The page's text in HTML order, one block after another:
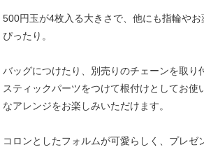
500円玉が4枚入る大きさで、他にも指輪や
ぴったり。
バッグにつけたり、別売りのチェーンを取り
スティックパーツをつけて根付けとしてお使
なアレンジをお楽しみいただけます。
コロンとしたフォルムが可愛らしく、プレゼ